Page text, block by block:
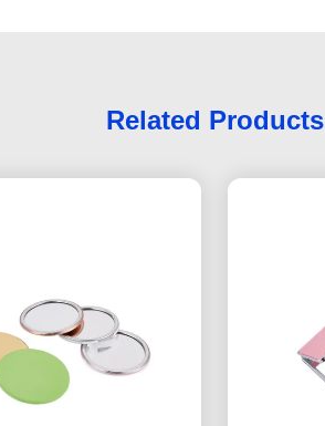
Related Products